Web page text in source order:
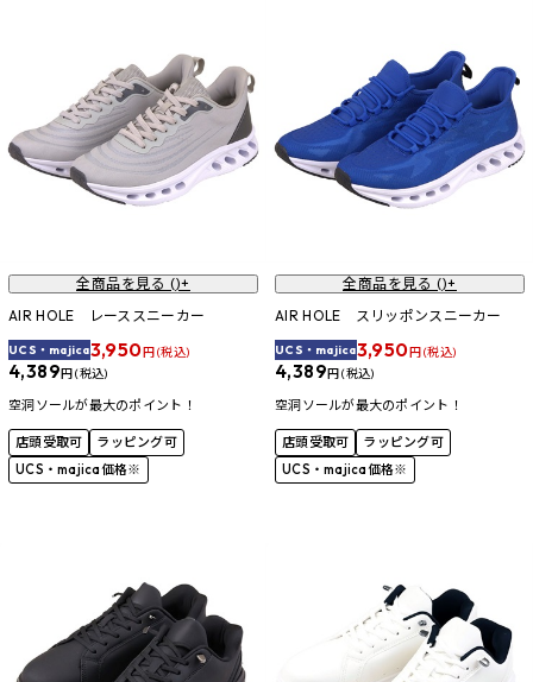
全商品を見る ()+
AIR HOLE レーススニーカー
UCS・majica3,950円 (税込)
4,389円 (税込)
空洞ソールが最大のポイント！
店頭受取可
ラッピング可
UCS・majica価格※
全商品を見る ()+
AIR HOLE スリッポンスニーカー
UCS・majica3,950円 (税込)
4,389円 (税込)
空洞ソールが最大のポイント！
店頭受取可
ラッピング可
UCS・majica価格※